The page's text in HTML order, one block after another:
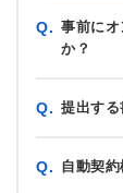
Q. 事前に
か？
Q. 提出する
Q. 自動契